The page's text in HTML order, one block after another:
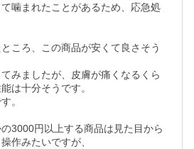
噛まれたことがあるため、応急処
ころ、この商品が安くて良さそう
みましたが、皮膚が痛くなるくら
は十分そうです。
。
3000円以上する商品は見た目から
作みたいですが、